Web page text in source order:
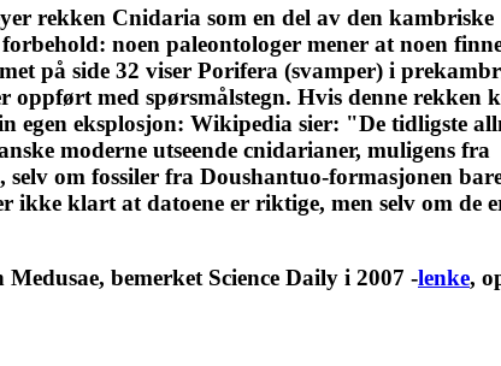
rekken Cnidaria som en del av den kambriske
noen paleontologer mener at noen
på side 32 viser Porifera (svamper) i
oppført med spørsmålstegn. Hvis denne rekken
egen eksplosjon: Wikipedia sier: "De tidligste
moderne utseende cnidarianer, muligens fra
om fossiler fra Doushantuo-formasjonen
ikke klart at datoene er riktige, men selv om de
bemerket Science Daily i 2007 -lenke,